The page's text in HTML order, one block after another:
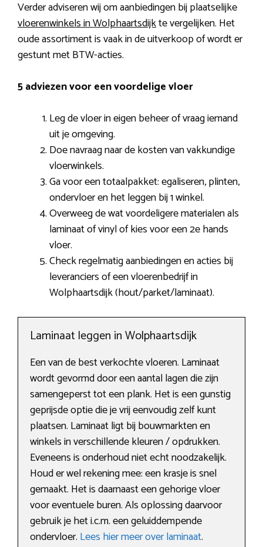
Verder adviseren wij om aanbiedingen bij plaatselijke
vloerenwinkels in Wolphaartsdijkte vergelijken. Het
oude assortiment is vaak in de uitverkoop of wordt er
gestunt met BTW-acties.
5 adviezen voor een voordelige vloer
Leg de vloer in eigen beheer of vraag iemand
uit je omgeving.
Doe navraag naar de kosten van vakkundige
vloerwinkels.
Ga voor een totaalpakket: egaliseren, plinten,
ondervloer en het leggen bij 1 winkel.
Overweeg de wat voordeligere materialen als
laminaat of vinyl of kies voor een 2e hands
vloer.
Check regelmatig aanbiedingen en acties bij
leveranciers of een vloerenbedrijf in
Wolphaartsdijk (hout/parket/laminaat).
Laminaat leggen in Wolphaartsdijk
Een van de best verkochte vloeren. Laminaat
wordt gevormd door een aantal lagen die zijn
samengeperst tot een plank. Het is een gunstig
geprijsde optie die je vrij eenvoudig zelf kunt
plaatsen. Laminaat ligt bij bouwmarkten en
winkels in verschillende kleuren / opdrukken.
Eveneens is onderhoud niet echt noodzakelijk.
Houd er wel rekening mee: een krasje is snel
gemaakt. Het is daarnaast een gehorige vloer
voor eventuele buren. Als oplossing daarvoor
gebruik je het i.c.m. een geluiddempende
ondervloer. Lees hier meer over laminaat.